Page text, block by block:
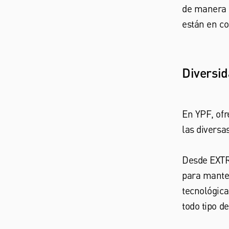
de
están en
En YPF,
las
Desde
para
todo tipo